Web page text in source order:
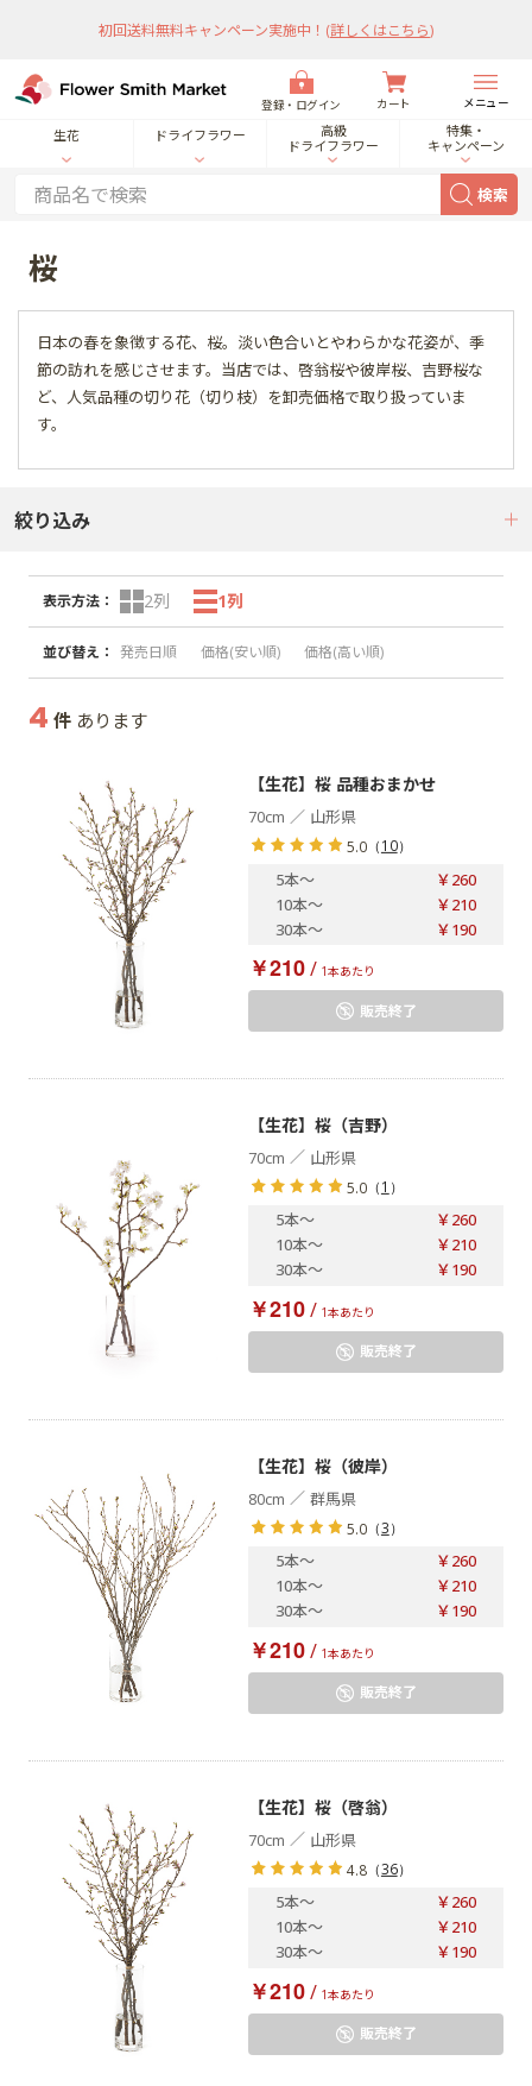
初回送料無料キャンペーン実施中！ (詳しくはこちら)
登録・ログイン カート メニュー
生花 ドライフラワー
高級
ドライフラワー
特集・
キャンペーン
検索
桜
日本の春を象徴する花、桜。淡い色合いとやわらかな花姿が、季
節の訪れを感じさせます。当店では、啓翁桜や彼岸桜、吉野桜な
ど、人気品種の切り花（切り枝）を卸売価格で取り扱っていま
す。
絞り込み
表示方法： 2列 1列
並び替え ： 発売日順 価格(安い順) 価格(高い順)
4 件 あります
【生花】桜 品種おまかせ
70cm ／ 山形県
5.0 （10）
5本～
￥260
10本～
￥210
30本～ ￥190
￥210/ 1本あたり
販売終了
【生花】桜（吉野）
70cm ／ 山形県
5.0 （1 ）
5本～
￥260
10本～
￥210
30本～ ￥190
￥210/ 1本あたり
販売終了
【生花】桜（彼岸）
80cm ／ 群馬県
5.0 （3）
5本～
￥260
10本～
￥210
30本～ ￥190
￥210/ 1本あたり
販売終了
【生花】桜（啓翁）
70cm ／ 山形県
4.8 （36）
5本～
￥260
10本～
￥210
30本～ ￥190
￥210/ 1本あたり
販売終了